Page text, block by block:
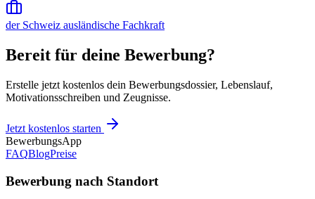
der Schweiz ausländische Fachkraft
Bereit für deine Bewerbung?
Erstelle jetzt kostenlos dein Bewerbungsdossier, Lebenslauf,
Motivationsschreiben und Zeugnisse.
Jetzt kostenlos starten
BewerbungsApp
FAQBlogPreise
Bewerbung nach Standort